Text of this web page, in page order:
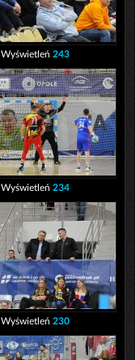
Wyświetleń 243
Wyświetleń 234
Wyświetleń 230